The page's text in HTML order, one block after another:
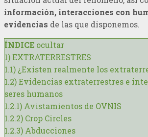
información, interacciones con
evidencias de las que disponemos.
ÍNDICE ocultar
1)EXTRATERRESTRES
1.1) ¿Existen realmente los
1.2)Evidencias extraterrestres e
seres humanos
1.2.1) Avistamientos de OVNIS
1.2.2) Crop Circles
1.2.3) Abducciones